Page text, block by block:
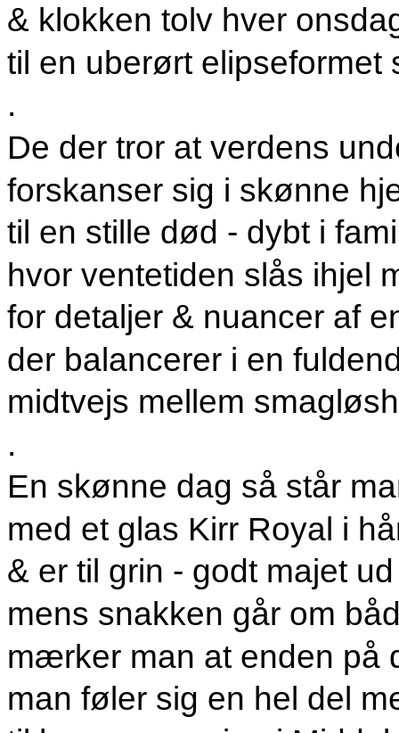
& klokken tolv hver
til en uberørt elipseformet
.
De der tror at verdens
forskanser sig i skønne
til en stille død - dybt i
hvor ventetiden slås ihjel
for detaljer & nuancer af
der balancerer i en
midtvejs mellem
.
En skønne dag så står
med et glas Kirr Royal i
& er til grin - godt majet
mens snakken går om
mærker man at enden på
man føler sig en hel del